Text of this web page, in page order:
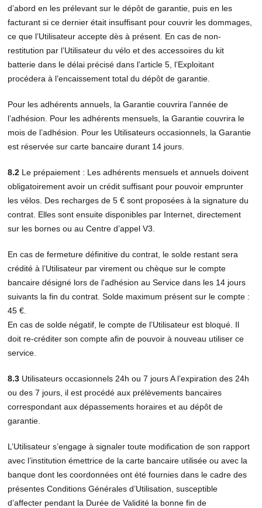
d’abord en les prélevant sur le dépôt de garantie, puis en les
facturant si ce dernier était insuffisant pour couvrir les dommages,
ce que l’Utilisateur accepte dès à présent. En cas de non-
restitution par l’Utilisateur du vélo et des accessoires du kit
batterie dans le délai précisé dans l’article 5, l’Exploitant
procédera à l’encaissement total du dépôt de garantie.
Pour les adhérents annuels, la Garantie couvrira l’année de
l’adhésion. Pour les adhérents mensuels, la Garantie couvrira le
mois de l’adhésion. Pour les Utilisateurs occasionnels, la Garantie
est réservée sur carte bancaire durant 14 jours.
8.2 Le prépaiement : Les adhérents mensuels et annuels doivent
obligatoirement avoir un crédit suffisant pour pouvoir emprunter
les vélos. Des recharges de 5 € sont proposées à la signature du
contrat. Elles sont ensuite disponibles par Internet, directement
sur les bornes ou au Centre d’appel V3.
En cas de fermeture définitive du contrat, le solde restant sera
crédité à l’Utilisateur par virement ou chèque sur le compte
bancaire désigné lors de l'adhésion au Service dans les 14 jours
suivants la fin du contrat. Solde maximum présent sur le compte :
45 €.
En cas de solde négatif, le compte de l’Utilisateur est bloqué. Il
doit re-créditer son compte afin de pouvoir à nouveau utiliser ce
service.
8.3 Utilisateurs occasionnels 24h ou 7 jours A l’expiration des 24h
ou des 7 jours, il est procédé aux prélèvements bancaires
correspondant aux dépassements horaires et au dépôt de
garantie.
L’Utilisateur s’engage à signaler toute modification de son rapport
avec l’institution émettrice de la carte bancaire utilisée ou avec la
banque dont les coordonnées ont été fournies dans le cadre des
présentes Conditions Générales d’Utilisation, susceptible
d’affecter pendant la Durée de Validité la bonne fin de